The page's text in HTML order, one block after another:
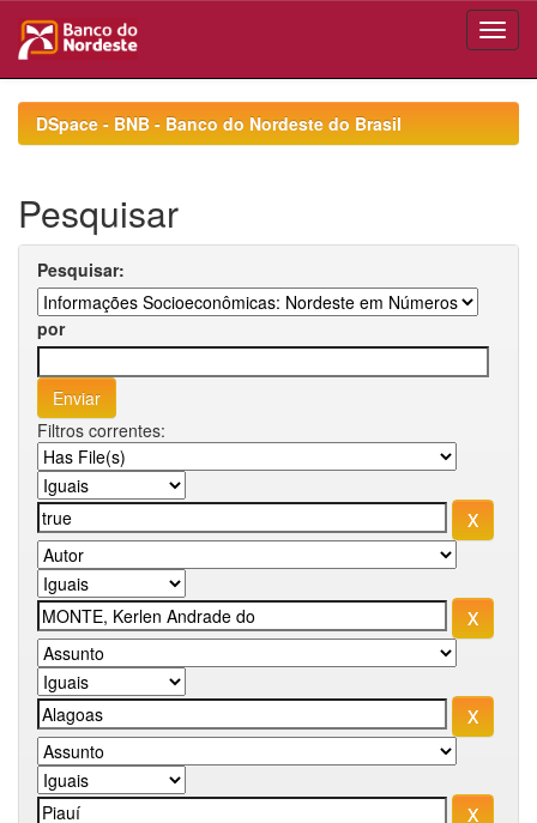
navigationDSpace - BNB - Banco do Nordeste do Brasil
Pesquisar
Pesquisar:
por
Filtros correntes: